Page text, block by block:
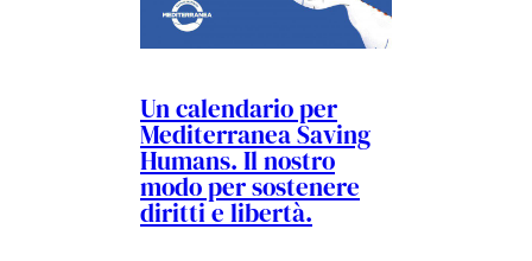
Un calendario per
Mediterranea Saving
Humans. Il nostro
modo per sostenere
diritti e libertà.